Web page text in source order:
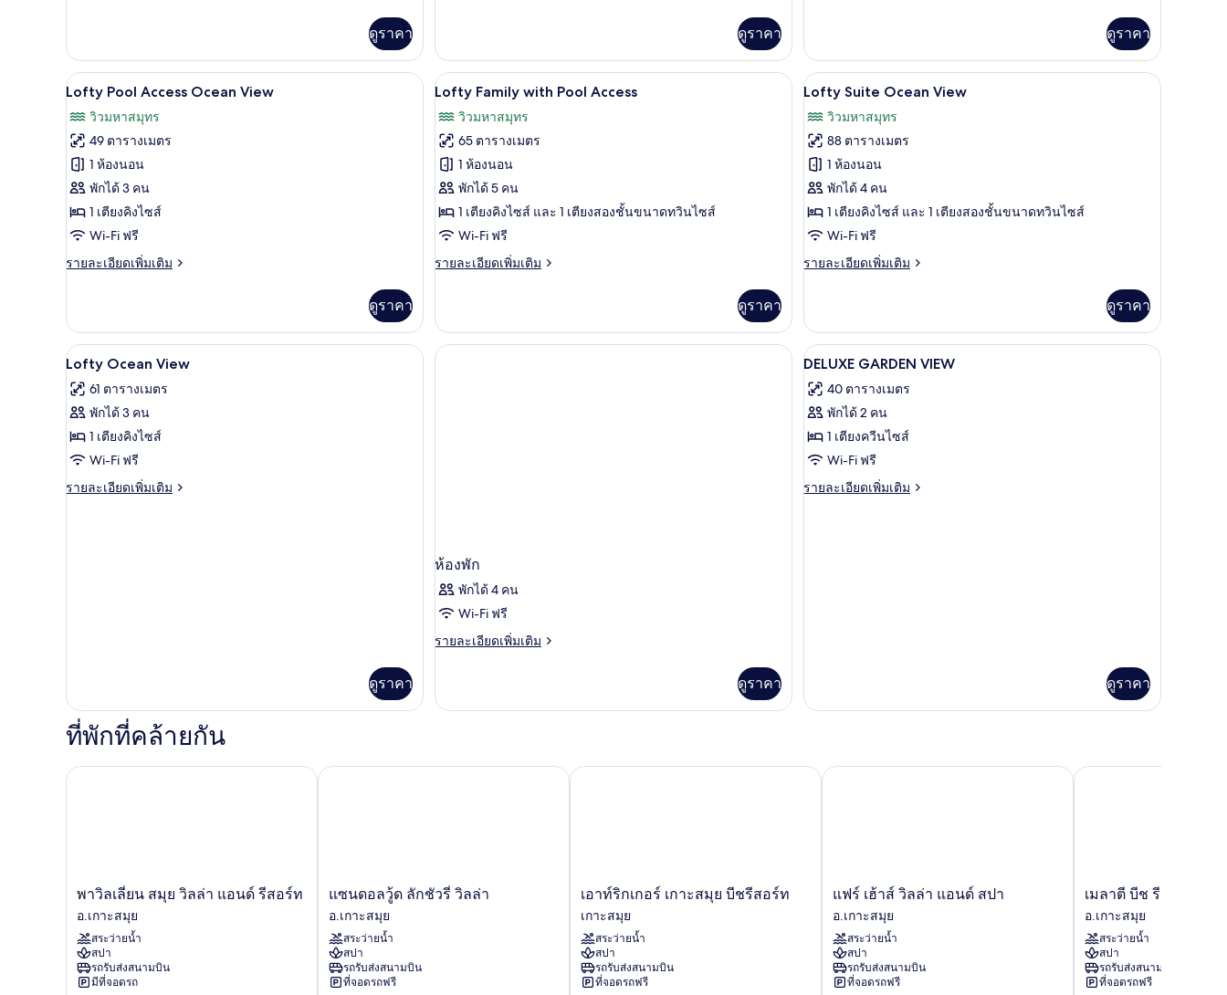
เกี่ยว
กับ
Two
Bedroom
Pool
Villa
ดูราคา
เกี่ยว
กับ
Deluxe
View
ดูราคา
กับ
Lofty
Ocean
View
ดูราคา
เปิด
ภาพถ่าย
ทั้งหมด
ของ
Lofty
Pool
Access
View
Lofty Pool Access Ocean View | เครื่องนอนระดับพรีเมียม, เตียง Select Comfort, มินิบาร์
7
Lofty Pool Access Ocean View
วิวมหาสมุทร
49 ตารางเมตร
1 ห้องนอน
พักได้ 3 คน
1 เตียงคิงไซส์
Wi-Fi ฟรี
รายละเอียดเพิ่มเติม
ราย
เกี่ยว
กับ
Lofty
Access
Ocean
ดูราคา
เปิด
ภาพถ่าย
ทั้งหมด
ของ
Lofty
Family
with
Access
Lofty Family with Pool Access | เครื่องนอนระดับพรีเมียม, เตียง Select Comfort, มินิบาร์
7
Lofty Family with Pool Access
วิวมหาสมุทร
65 ตารางเมตร
1 ห้องนอน
พักได้ 5 คน
1 เตียงคิงไซส์ และ 1 เตียงสองชั้นขนาดทวินไซส์
Wi-Fi ฟรี
รายละเอียดเพิ่มเติม
ราย
เกี่ยว
กับ
Lofty
ดูราคา
เปิด
ภาพถ่าย
ทั้งหมด
ของ
Lofty
Suite
Ocean
Lofty Suite Ocean View | เครื่องนอนระดับพรี
9
Lofty Suite Ocean View
วิวมหาสมุทร
88 ตารางเมตร
1 ห้องนอน
พักได้ 4 คน
1 เตียงคิงไซส์ และ 1 เตียงสองชั้นขนาดทวินไซส์
Wi-Fi ฟรี
รายละเอียดเพิ่มเติม
ราย
เกี่ยว
กับ
Lofty
Ocean
View
ดูราคา
เปิด
ภาพถ่าย
ทั้งหมด
ของ
Lofty
Ocean
เครื่องนอนระดับพรีเมียม, เตียง Select Comfort, มินิบาร์
3
Lofty Ocean View
61 ตารางเมตร
พักได้ 3 คน
1 เตียงคิงไซส์
Wi-Fi ฟรี
รายละเอียดเพิ่มเติม
ราย
ดูราคา
ห้องพัก
พักได้ 4 คน
Wi-Fi ฟรี
รายละเอียดเพิ่มเติม
ราย
เกี่ยว
ดูราคา
เปิด
ภาพถ่าย
ทั้งหมด
ของ
DELUXE
GARDEN
เครื่องนอนระดับพรีเมียม, เตียง Select
9
DELUXE GARDEN VIEW
40 ตารางเมตร
พักได้ 2 คน
1 เตียงควีนไซส์
Wi-Fi ฟรี
รายละเอียดเพิ่มเติม
ราย
ดูราคา
ที่พักที่คล้ายกัน
พา
เลี่ยน
สมุย
วิลล่า
แอนด์
รีสอร์ท
พาวิลเลี่ยน สมุย วิลล่า แอนด์ รีสอร์ท
อ.เกาะสมุย
สระว่ายน้ำ
สปา
รถรับส่งสนามบิน
มีที่จอดรถ
พาวิลเลี่ยน สมุย วิลล่า แอนด์ รีสอร์ท
แซนดอล
ลัก
ชัว
รี่
วิลล่า
อ.เกาะสมุย
แซนดอลวู้ด ลักชัวรี่ วิลล่า
อ.เกาะสมุย
สระว่ายน้ำ
สปา
รถรับส่งสนามบิน
ที่จอดรถฟรี
แซนดอลวู้ด ลักชัวรี่ วิลล่า
เอา
ริก
เกอร์
เกาะสมุย
บี
ชรี
เอาท์ริกเกอร์ เกาะสมุย บีชรีสอร์ท
เกาะสมุย
สระว่ายน้ำ
สปา
รถรับส่งสนามบิน
ที่จอดรถฟรี
เอาท์ริกเกอร์ เกาะสมุย บีชรีสอร์ท
แฟร์
วิลล่า
แอนด์
สปา
อ.เกาะสมุย
แฟร์ เฮ้าส์ วิลล่า แอนด์ สปา
อ.เกาะสมุย
สระว่ายน้ำ
สปา
รถรับส่งสนามบิน
ที่จอดรถฟรี
แฟร์ เฮ้าส์ วิลล่า แอนด์ สปา
เม
บีช
รีสอร์ท
แอนด์
สปา
อ.เกาะสมุย
เมลาตี บีช รีสอร์ท แอ
อ.เกาะสมุย
สระว่ายน้ำ
สปา
รถรับส่งสนามบิน
ที่จอดรถฟรี
เมลาตี บีช รีสอร์ท แอน